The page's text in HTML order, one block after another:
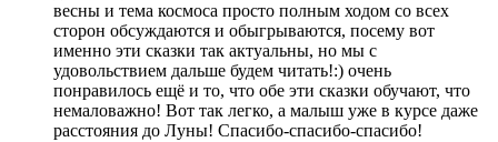
весны и тема космоса просто полным ходом со всех
сторон обсуждаются и обыгрываются, посему вот
именно эти сказки так актуальны, но мы с
удовольствием дальше будем читать!:) очень
понравилось ещё и то, что обе эти сказки обучают, что
немаловажно! Вот так легко, а малыш уже в курсе даже
расстояния до Луны! Спасибо-спасибо-спасибо!